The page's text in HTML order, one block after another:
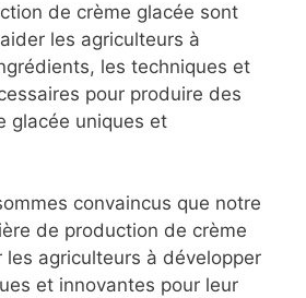
de crème glacée sont
les agriculteurs à
les techniques et
pour produire des
glacée uniques et
convaincus que notre
de production de crème
les agriculteurs à développer
et innovantes pour leur